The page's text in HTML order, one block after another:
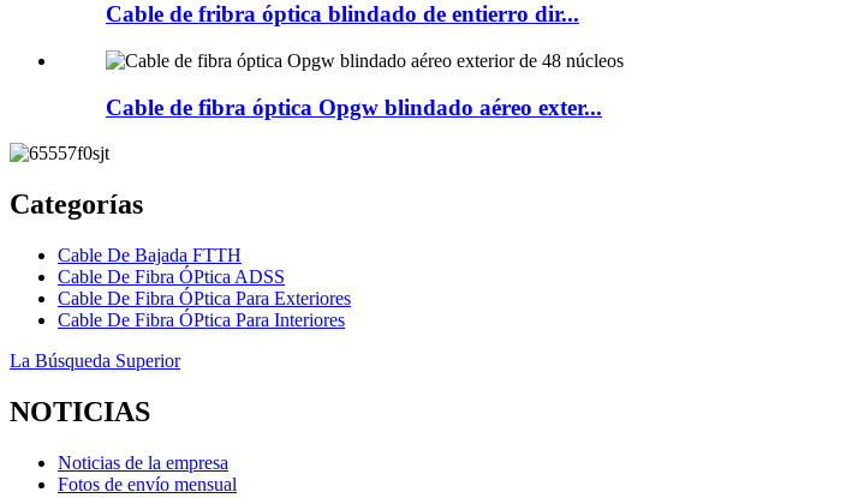
Cable de fribra óptica blindado de entierro dir...
Cable de fibra óptica Opgw blindado aéreo exter...
Categorías
Cable De Bajada FTTH
Cable De Fibra ÓPtica ADSS
Cable De Fibra ÓPtica Para Exteriores
Cable De Fibra ÓPtica Para Interiores
La Búsqueda Superior
NOTICIAS
Noticias de la empresa
Fotos de envío mensual